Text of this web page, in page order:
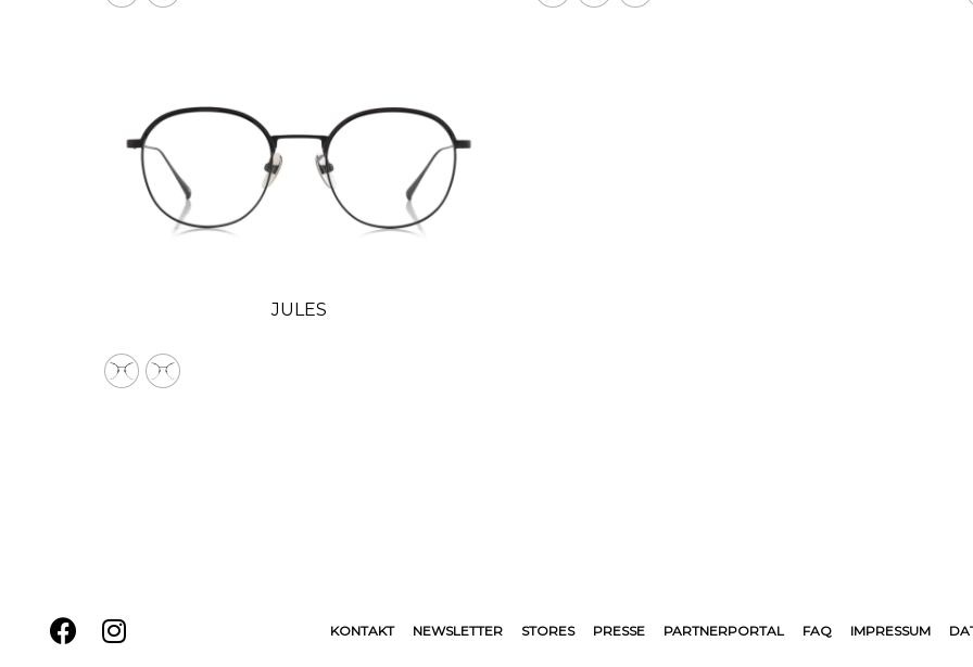
JULES
KONTAKT NEWSLETTER STORES PRESSE PARTNERPORTAL FAQ IMPRESSUM